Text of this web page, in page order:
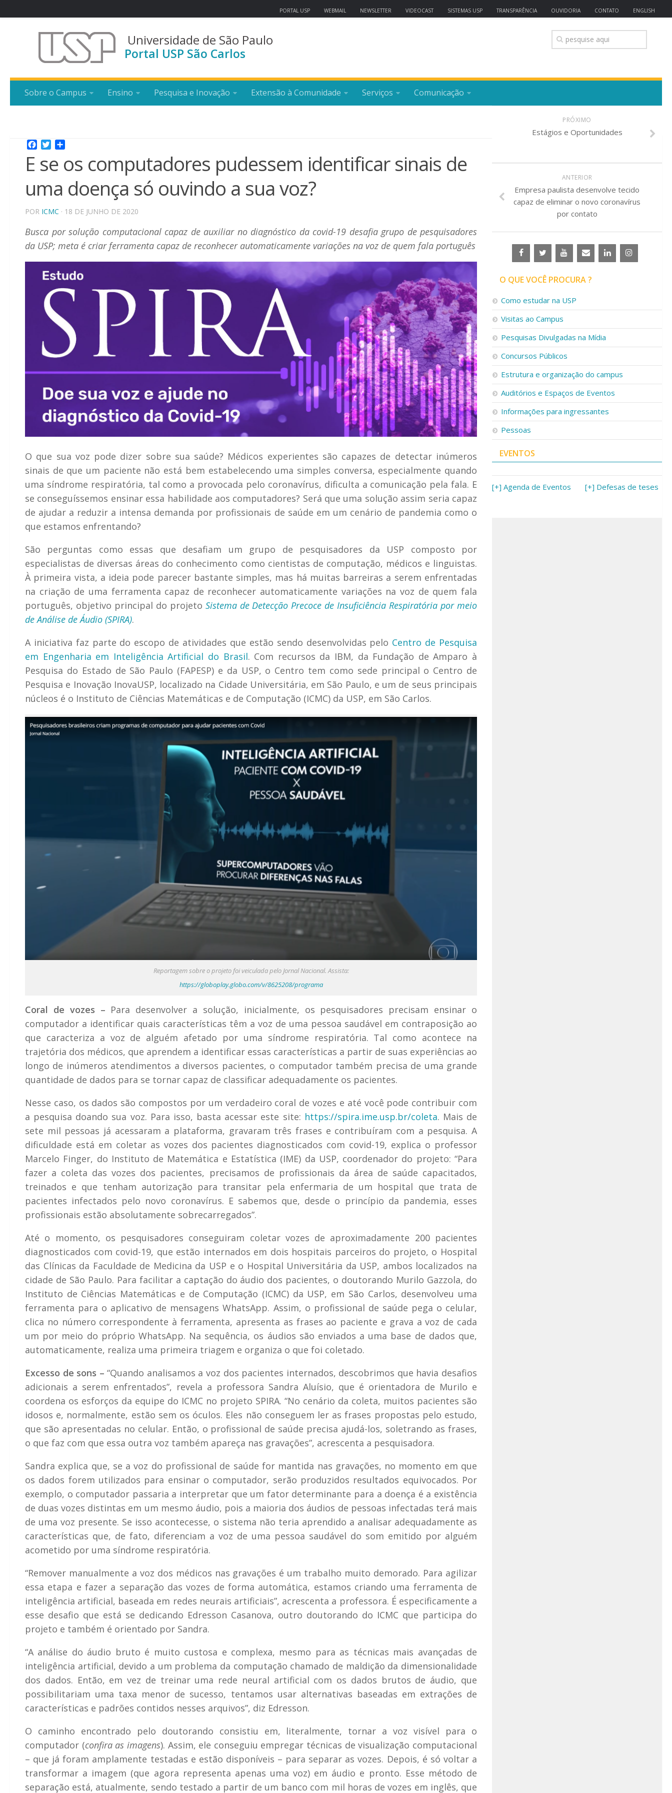
PORTAL USP WEBMAIL NEWSLETTER VIDEOCAST SISTEMAS USP TRANSPARÊNCIA OUVIDORIA CONTATO ENGLISH
Universidade de São Paulo
Portal USP São Carlos
Sobre o Campus Ensino Pesquisa e Inovação Extensão à Comunidade Serviços Comunicação
Facebook
Twitter
E se os computadores pudessem identificar sinais de
uma doença só ouvindo a sua voz?
POR ICMC · 18 DE JUNHO DE 2020
Busca por solução computacional capaz de auxiliar no diagnóstico da covid-19 desafia grupo de pesquisadores
da USP; meta é criar ferramenta capaz de reconhecer automaticamente variações na voz de quem fala português
O que sua voz pode dizer sobre sua saúde? Médicos experientes são capazes de detectar inúmeros
sinais de que um paciente não está bem estabelecendo uma simples conversa, especialmente quando
uma síndrome respiratória, tal como a provocada pelo coronavírus, dificulta a comunicação pela fala. E
se conseguíssemos ensinar essa habilidade aos computadores? Será que uma solução assim seria capaz
de ajudar a reduzir a intensa demanda por profissionais de saúde em um cenário de pandemia como o
que estamos enfrentando?
São perguntas como essas que desafiam um grupo de pesquisadores da USP composto por
especialistas de diversas áreas do conhecimento como cientistas de computação, médicos e linguistas.
À primeira vista, a ideia pode parecer bastante simples, mas há muitas barreiras a serem enfrentadas
na criação de uma ferramenta capaz de reconhecer automaticamente variações na voz de quem fala
português, objetivo principal do projeto Sistema de Detecção Precoce de Insuficiência Respiratória por meio
de Análise de Áudio (SPIRA).
A iniciativa faz parte do escopo de atividades que estão sendo desenvolvidas pelo Centro de Pesquisa
em Engenharia em Inteligência Artificial do Brasil. Com recursos da IBM, da Fundação de Amparo à
Pesquisa do Estado de São Paulo (FAPESP) e da USP, o Centro tem como sede principal o Centro de
Pesquisa e Inovação InovaUSP, localizado na Cidade Universitária, em São Paulo, e um de seus principais
núcleos é o Instituto de Ciências Matemáticas e de Computação (ICMC) da USP, em São Carlos.
Reportagem sobre o projeto foi veiculada pelo Jornal Nacional. Assista:
https://globoplay.globo.com/v/8625208/programa
Coral de vozes – Para desenvolver a solução, inicialmente, os pesquisadores precisam ensinar o
computador a identificar quais características têm a voz de uma pessoa saudável em contraposição ao
que caracteriza a voz de alguém afetado por uma síndrome respiratória. Tal como acontece na
trajetória dos médicos, que aprendem a identificar essas características a partir de suas experiências ao
longo de inúmeros atendimentos a diversos pacientes, o computador também precisa de uma grande
quantidade de dados para se tornar capaz de classificar adequadamente os pacientes.
Nesse caso, os dados são compostos por um verdadeiro coral de vozes e até você pode contribuir com
a pesquisa doando sua voz. Para isso, basta acessar este site: https://spira.ime.usp.br/coleta. Mais de
sete mil pessoas já acessaram a plataforma, gravaram três frases e contribuíram com a pesquisa. A
dificuldade está em coletar as vozes dos pacientes diagnosticados com covid-19, explica o professor
Marcelo Finger, do Instituto de Matemática e Estatística (IME) da USP, coordenador do projeto: “Para
fazer a coleta das vozes dos pacientes, precisamos de profissionais da área de saúde capacitados,
treinados e que tenham autorização para transitar pela enfermaria de um hospital que trata de
pacientes infectados pelo novo coronavírus. E sabemos que, desde o princípio da pandemia, esses
profissionais estão absolutamente sobrecarregados”.
Até o momento, os pesquisadores conseguiram coletar vozes de aproximadamente 200 pacientes
diagnosticados com covid-19, que estão internados em dois hospitais parceiros do projeto, o Hospital
das Clínicas da Faculdade de Medicina da USP e o Hospital Universitária da USP, ambos localizados na
cidade de São Paulo. Para facilitar a captação do áudio dos pacientes, o doutorando Murilo Gazzola, do
Instituto de Ciências Matemáticas e de Computação (ICMC) da USP, em São Carlos, desenvolveu uma
ferramenta para o aplicativo de mensagens WhatsApp. Assim, o profissional de saúde pega o celular,
clica no número correspondente à ferramenta, apresenta as frases ao paciente e grava a voz de cada
um por meio do próprio WhatsApp. Na sequência, os áudios são enviados a uma base de dados que,
automaticamente, realiza uma primeira triagem e organiza o que foi coletado.
Excesso de sons – “Quando analisamos a voz dos pacientes internados, descobrimos que havia desafios
adicionais a serem enfrentados”, revela a professora Sandra Aluísio, que é orientadora de Murilo e
coordena os esforços da equipe do ICMC no projeto SPIRA. “No cenário da coleta, muitos pacientes são
idosos e, normalmente, estão sem os óculos. Eles não conseguem ler as frases propostas pelo estudo,
que são apresentadas no celular. Então, o profissional de saúde precisa ajudá-los, soletrando as frases,
o que faz com que essa outra voz também apareça nas gravações”, acrescenta a pesquisadora.
Sandra explica que, se a voz do profissional de saúde for mantida nas gravações, no momento em que
os dados forem utilizados para ensinar o computador, serão produzidos resultados equivocados. Por
exemplo, o computador passaria a interpretar que um fator determinante para a doença é a existência
de duas vozes distintas em um mesmo áudio, pois a maioria dos áudios de pessoas infectadas terá mais
de uma voz presente. Se isso acontecesse, o sistema não teria aprendido a analisar adequadamente as
características que, de fato, diferenciam a voz de uma pessoa saudável do som emitido por alguém
acometido por uma síndrome respiratória.
“Remover manualmente a voz dos médicos nas gravações é um trabalho muito demorado. Para agilizar
essa etapa e fazer a separação das vozes de forma automática, estamos criando uma ferramenta de
inteligência artificial, baseada em redes neurais artificiais”, acrescenta a professora. É especificamente a
esse desafio que está se dedicando Edresson Casanova, outro doutorando do ICMC que participa do
projeto e também é orientado por Sandra.
“A análise do áudio bruto é muito custosa e complexa, mesmo para as técnicas mais avançadas de
inteligência artificial, devido a um problema da computação chamado de maldição da dimensionalidade
dos dados. Então, em vez de treinar uma rede neural artificial com os dados brutos de áudio, que
possibilitariam uma taxa menor de sucesso, tentamos usar alternativas baseadas em extrações de
características e padrões contidos nesses arquivos”, diz Edresson.
O caminho encontrado pelo doutorando consistiu em, literalmente, tornar a voz visível para o
computador (confira as imagens). Assim, ele conseguiu empregar técnicas de visualização computacional
– que já foram amplamente testadas e estão disponíveis – para separar as vozes. Depois, é só voltar a
transformar a imagem (que agora representa apenas uma voz) em áudio e pronto. Esse método de
separação está, atualmente, sendo testado a partir de um banco com mil horas de vozes em inglês, que
PRÓXIMO
Estágios e Oportunidades
ANTERIOR
Empresa paulista desenvolve tecido
capaz de eliminar o novo coronavírus
por contato
O QUE VOCÊ PROCURA ?
Como estudar na USP
Visitas ao Campus
Pesquisas Divulgadas na Mídia
Concursos Públicos
Estrutura e organização do campus
Auditórios e Espaços de Eventos
Informações para ingressantes
Pessoas
EVENTOS
[+] Agenda de Eventos [+] Defesas de teses